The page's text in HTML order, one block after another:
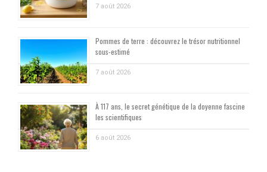
7 août 2026
Pommes de terre : découvrez le trésor nutritionnel
sous-estimé
7 août 2026
À 117 ans, le secret génétique de la doyenne fascine
les scientifiques
6 août 2026